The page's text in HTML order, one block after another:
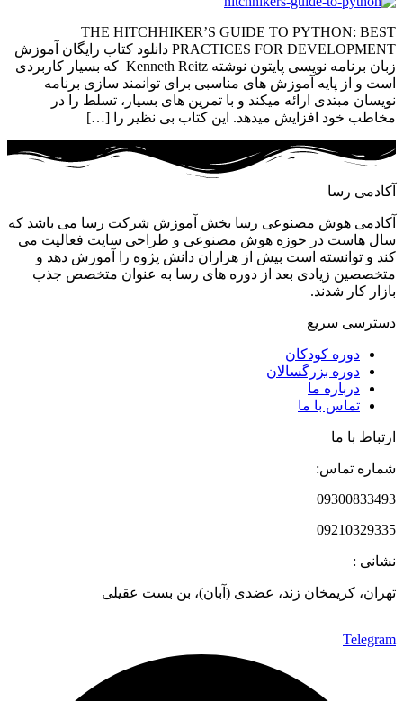
THE HITCHHIKER’S GUIDE TO PYTHON: BEST
PRACTICES FOR DEVELOPMENT دانلود کتاب رایگان آموزش
زبان برنامه نویسی پایتون نوشته Kenneth Reitz که بسیار کاربردی
است و از پایه آموزش های مناسبی برای توانمند سازی برنامه
نویسان مبتدی ارائه میکند و با تمرین های بسیار، تسلط را در
مخاطب خود افزایش میدهد. این کتاب بی نظیر را […]
آکادمی رسا
آکادمی هوش مصنوعی رسا بخش آموزش شرکت رسا می باشد که
سال هاست در حوزه هوش مصنوعی و طراحی سایت فعالیت می
کند و توانسته است بیش از هزاران دانش پژوه را آموزش دهد و
متخصصین زیادی بعد از دوره های رسا به عنوان متخصص جذب
بازار کار شدند.
دسترسی سریع
دوره‌ کودکان
دوره‌ بزرگسالان
درباره ما
تماس با ما
ارتباط با ما
شماره تماس:
09300833493
09210329335
نشانی :
تهران، کریمخان زند، عضدی (آبان)، بن بست عقیلی
Telegram